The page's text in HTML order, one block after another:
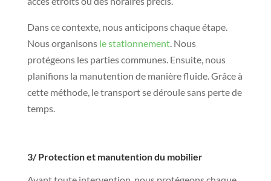
Dans ce contexte, nous anticipons chaque étape.
Nous organisonsle stationnement. Nous
protégeons les parties communes. Ensuite, nous
planifions la manutention de manière fluide. Grâce à
cette méthode, le transport se déroule sans perte de
temps.
3/ Protection et manutention du mobilier